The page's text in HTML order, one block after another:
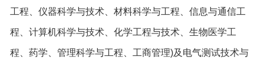
工程、仪器科学与技术、材料科学与工程、信息与通信工
程、计算机科学与技术、化学工程与技术、生物医学工
程、药学、管理科学与工程、工商管理)及电气测试技术与